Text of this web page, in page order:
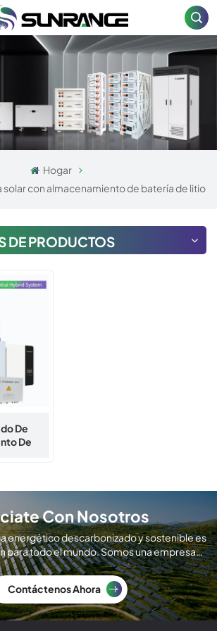
Hogar
solar con almacenamiento de batería de litio
DE PRODUCTOS
De
De
Con Nosotros
energético descarbonizado y sostenible es
para todo el mundo. Somos una empresa
fabricación de módulos solares.
Contáctenos Ahora